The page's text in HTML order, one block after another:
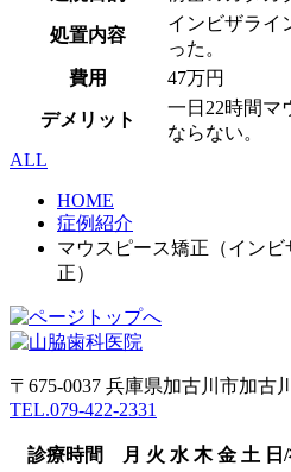
処置内容
インビザライ
った。
費用
47万円
デメリット
一日22時間マ
ならない。
ALL
HOME
症例紹介
マウスピース矯正（イン
正）
〒675-0037 兵庫県加古川市加古
TEL.079-422-2331
診療時間 月 火 水 木 金 土 日